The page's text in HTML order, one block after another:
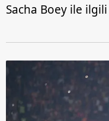
Sacha Boey ile